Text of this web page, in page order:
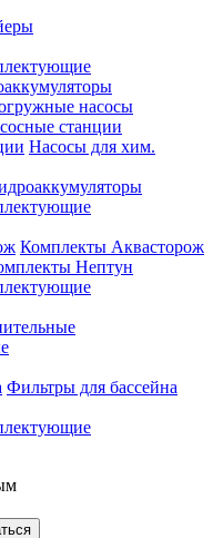
насосы
станции
Насосы для хим.
Комплекты Аквасторож
Нептун
Фильтры для бассейна